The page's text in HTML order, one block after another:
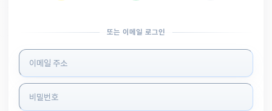
또는 이메일 로그인
로그인 정보 입력